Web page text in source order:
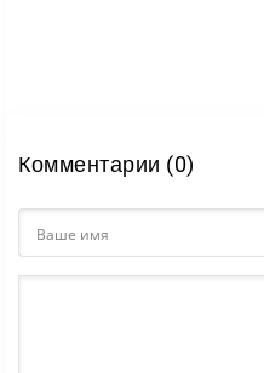
Комментарии (0)